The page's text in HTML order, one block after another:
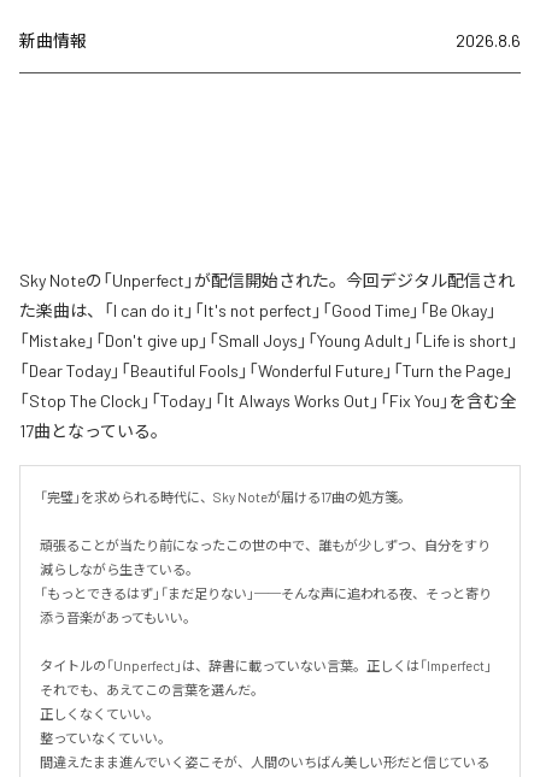
新曲情報 2026.8.6
Sky Noteの「Unperfect」が配信開始された。今回デジタル配信され
た楽曲は、「I can do it」「It's not perfect」「Good Time」「Be Okay」
「Mistake」「Don't give up」「Small Joys」「Young Adult」「Life is short」
「Dear Today」「Beautiful Fools」「Wonderful Future」「Turn the Page」
「Stop The Clock」「Today」「It Always Works Out」「Fix You」を含む全
17曲となっている。
「完璧」を求められる時代に、Sky Noteが届ける17曲の処方箋。
頑張ることが当たり前になったこの世の中で、誰もが少しずつ、自分をすり
減らしながら生きている。
「もっとできるはず」「まだ足りない」──そんな声に追われる夜、そっと寄り
添う音楽があってもいい。
タイトルの「Unperfect」は、辞書に載っていない言葉。正しくは「Imperfect」
それでも、あえてこの言葉を選んだ。
正しくなくていい。
整っていなくていい。
間違えたまま進んでいく姿こそが、人間のいちばん美しい形だと信じている